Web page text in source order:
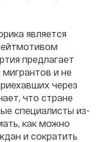
является
предлагает
и не
через
что стране
специалисты из-
как можно
и сократить